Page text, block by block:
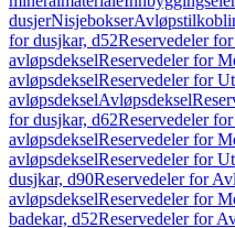
dusjerNisjebokser
for dusjkar, d52Reservedeler
avløpsdekselReservedeler for
avløpsdekselReservedeler for
avløpsdekselAvløpsdeksel
for dusjkar, d62Reservedeler
avløpsdekselReservedeler for
avløpsdekselReservedeler for
dusjkar, d90Reservedeler for
avløpsdekselReservedeler for
badekar, d52Reservedeler for